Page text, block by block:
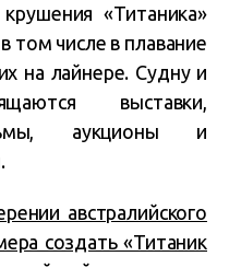
«Титаника»
том числе в плавание
на лайнере. Судну и
выставки,
аукционы и
австралийского
создать «Титаник